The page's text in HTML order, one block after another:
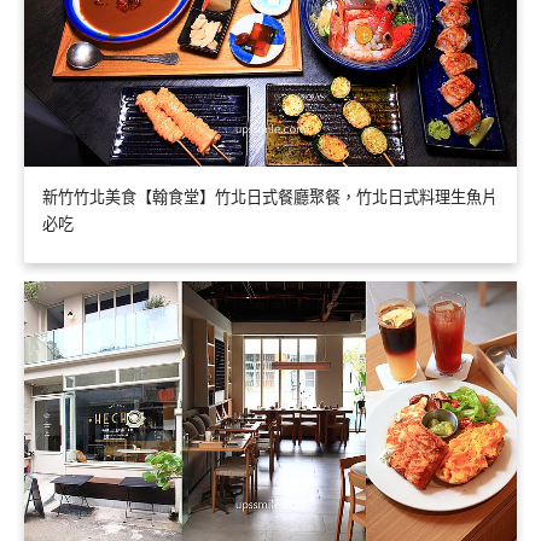
新竹竹北美食【翰食堂】竹北日式餐廳聚餐，竹北日式料理生魚片
必吃